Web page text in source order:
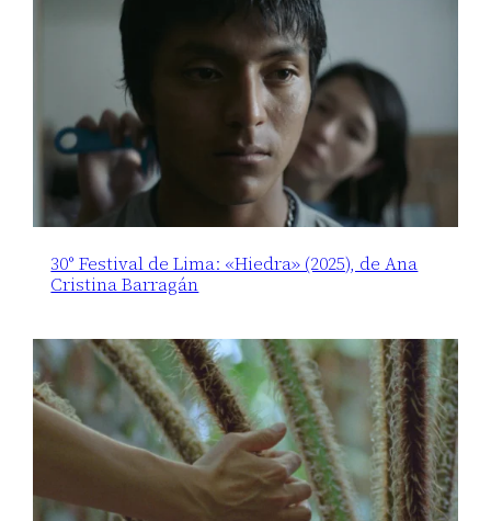
30° Festival de Lima: «Hiedra» (2025), de Ana
Cristina Barragán